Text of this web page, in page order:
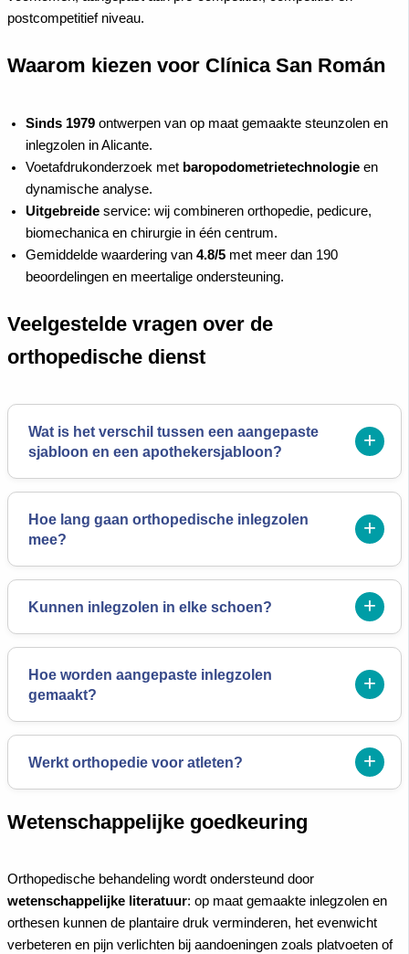
postcompetitief niveau.
Waarom kiezen voor Clínica San Román
Sinds 1979 ontwerpen van op maat gemaakte steunzolen en
inlegzolen in Alicante.
Voetafdrukonderzoek met baropodometrietechnologie en
dynamische analyse.
Uitgebreide service: wij combineren orthopedie, pedicure,
biomechanica en chirurgie in één centrum.
Gemiddelde waardering van 4.8/5 met meer dan 190
beoordelingen en meertalige ondersteuning.
Veelgestelde vragen over de
orthopedische dienst
Wat is het verschil tussen een aangepaste
sjabloon en een apothekersjabloon?
Hoe lang gaan orthopedische inlegzolen
mee?
Kunnen inlegzolen in elke schoen?
Hoe worden aangepaste inlegzolen
gemaakt?
Werkt orthopedie voor atleten?
Wetenschappelijke goedkeuring
Orthopedische behandeling wordt ondersteund door
wetenschappelijke literatuur: op maat gemaakte inlegzolen en
orthesen kunnen de plantaire druk verminderen, het evenwicht
verbeteren en pijn verlichten bij aandoeningen zoals platvoeten of